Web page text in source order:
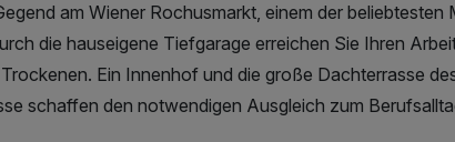
am Wiener Rochusmarkt, einem der beliebtesten
die hauseigene Tiefgarage erreichen Sie Ihren
Ein Innenhof und die große Dachterrasse
schaffen den notwendigen Ausgleich zum